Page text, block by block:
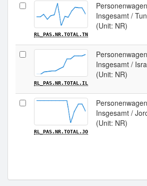
RL_PAS.NR.TOTAL.TN
Insgesamt /
(Unit: NR)
RL_PAS.NR.TOTAL.IL
Insgesamt /
(Unit: NR)
RL_PAS.NR.TOTAL.JO
Insgesamt /
(Unit: NR)